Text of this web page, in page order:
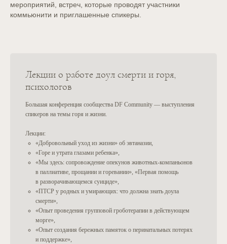
мероприятий, встреч, которые проводят участники
коммьюнити и приглашенные спикеры.
Лекции о работе доул смерти и горя,
психологов
Большая конференция сообщества DF Community — выступления
спикеров на темы горя и жизни.
Лекции:
«Добровольный уход из жизни» об эвтаназии,
«Горе и утрата глазами ребенка»,
«Мы здесь: сопровождение опекунов животных-компаньонов
в паллиативе, прощании и горевании», «Первая помощь
в разворачивающемся суициде»,
«ПТСР у родных и умирающих: что должна знать доула
смерти»,
«Опыт проведения групповой гроботерапии в действующем
морге»,
«Опыт создания бережных памяток о перинатальных потерях
и поддержке»,
Обучение будет проходить
брать у наставников курса
супервизии?
Предоставляете ли вы
DEATH FOUNDATION
О доульстве